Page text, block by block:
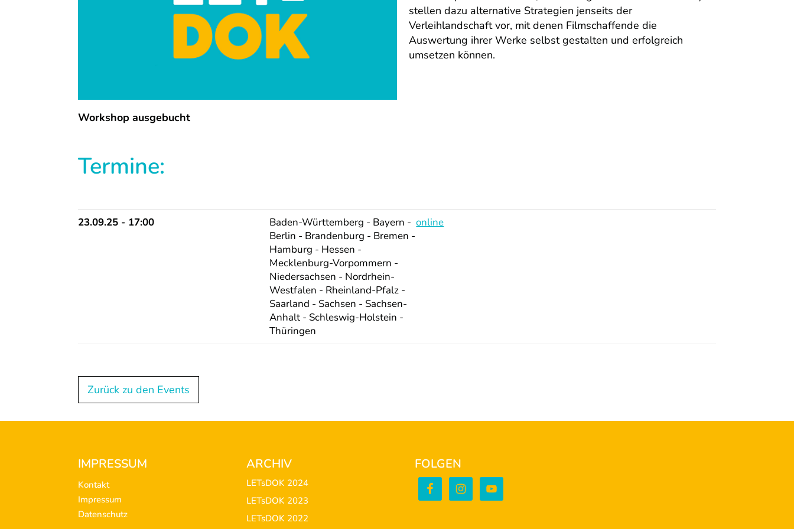
stellen dazu alternative Strategien jenseits der
Verleihlandschaft vor, mit denen Filmschaffende die
Auswertung ihrer Werke selbst gestalten und erfolgreich
umsetzen können.
Workshop ausgebucht
Termine:
23.09.25 - 17:00
Baden-Württemberg - Bayern -
Berlin - Brandenburg - Bremen -
Hamburg - Hessen -
Mecklenburg-Vorpommern -
Niedersachsen - Nordrhein-
Westfalen - Rheinland-Pfalz -
Saarland - Sachsen - Sachsen-
Anhalt - Schleswig-Holstein -
Thüringen
online
Zurück zu den Events
IMPRESSUM
Kontakt
Impressum
Datenschutz
ARCHIV
LETsDOK 2024
LETsDOK 2023
LETsDOK 2022
FOLGEN